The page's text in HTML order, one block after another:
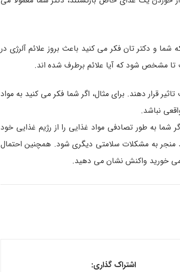
و دکتر تان فکر می کنید باعث بروز علائم آلرژی در
مشخص شود که آیا علائم برطرف شده اند.
قرار دهند. برای مثال، اگر شما فکر می کنید به مواد
نباشد.
شما به طور تصادفی مواد غذایی را از رژیم غذایی خود
منجر به مشکلات سلامتی دیگری شود. همچنین احتمال
می خورید واکنش نشان می دهید.
اشتراک گذاری: